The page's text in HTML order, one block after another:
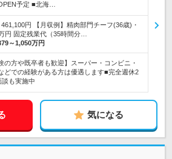
予定 ■北海…
円 【月収例】精肉部門チーフ(36歳)・
円 固定残業代（35時間分…
～1,050万円
の方や既卒者も歓迎】スーパー・コンビニ・
どでの経験がある方は優遇します■完全週休2
も実施中
気になる